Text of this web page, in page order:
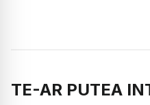
TE-AR PUTEA